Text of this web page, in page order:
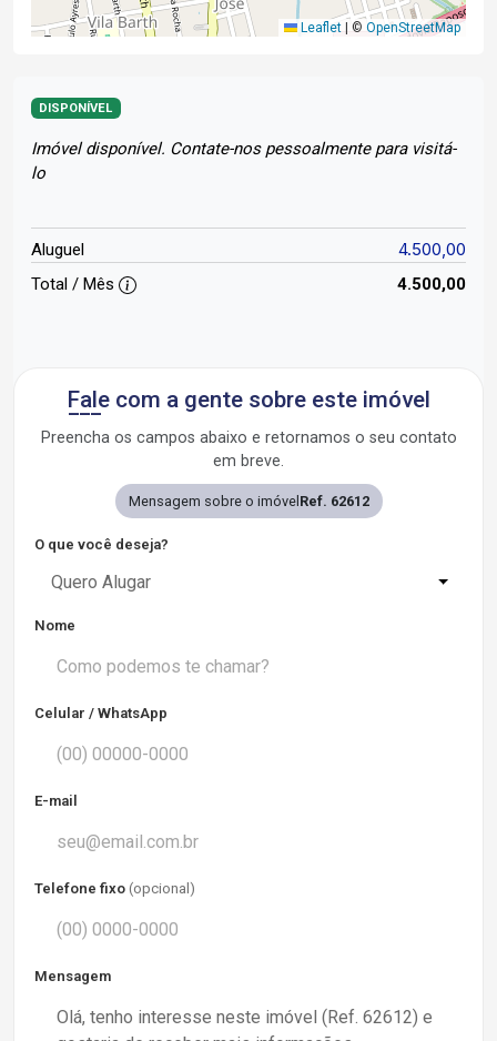
Leaflet © OpenStreetMap
DISPONÍVEL
Imóvel disponível. Contate-nos pessoalmente para visitá-
lo
Aluguel 4.500,00
Total / Mês 4.500,00
Fale com a gente sobre este imóvel
Preencha os campos abaixo e retornamos o seu contato
em breve.
Mensagem sobre o imóvel Ref. 62612
O que você deseja?
Quero Alugar
Nome
Celular / WhatsApp
E-mail
Telefone fixo (opcional)
Mensagem